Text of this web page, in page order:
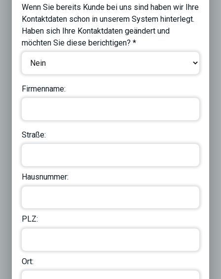
Wenn Sie bereits Kunde bei uns sind haben wir Ihre
Kontaktdaten schon in unserem System hinterlegt.
Haben sich Ihre Kontaktdaten geändert und
möchten Sie diese berichtigen? *
Firmenname:
Straße:
Hausnummer:
PLZ:
Ort: